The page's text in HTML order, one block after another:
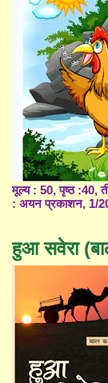
मूल्य : 50, पृष्ठ :40,
: अयन प्रकाशन, 1/
हुआ सवेरा